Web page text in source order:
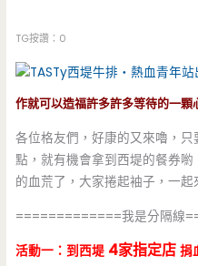
TG按讚：0
作就可以造福許多許多等待的一顆
各位格友們，好康的又來嚕，
點，就有機會拿到西堤的餐券
的血荒了，大家捲起袖子，一起
=============我是分隔線
活動一：到西堤 4家指定店 捐